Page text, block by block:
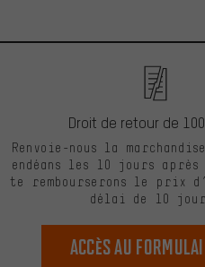
Droit de retour de
Renvoie-nous la
endéans les 10 jours après
te rembourserons le prix
délai de 10
Accès au